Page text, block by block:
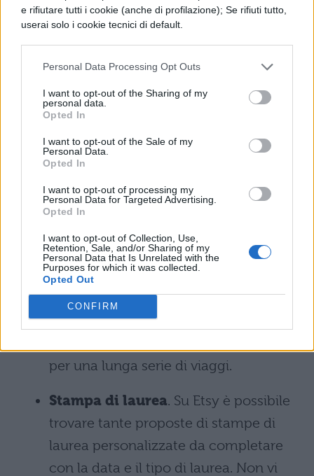
e rifiutare tutti i cookie (anche di profilazione); Se rifiuti tutto,
userai solo i cookie tecnici di default.
Personal Data Processing Opt Outs
I want to opt-out of the Sharing of my
personal data.
Opted In
I want to opt-out of the Sale of my
Personal Data.
Opted In
I want to opt-out of processing my
Personal Data for Targeted Advertising.
Opted In
I want to opt-out of Collection, Use,
Retention, Sale, and/or Sharing of my
Personal Data that Is Unrelated with the
Purposes for which it was collected.
Opted Out
CONFIRM
Quaderno artistico. Utile per ogni
aspirante scrittrice, è in realtà il
perfetto raccoglitore di pensieri,
impressioni o semplici appunti. Ma,
soprattutto, di liste di obiettivi da
raggiungere.
Set da scrivania
. Avere uno spazio di
lavoro da sogno diventerà realtà con
un apposito set di forniture per ufficio.
Solitamente includono organizer per
cartelle sospese, portadocumenti e
portapenne, ma potete personalizzarlo.
Trolley. E’ la valigia di viaggio perfetta:
compatta, dalla vasta gamma di colori
per una lunga serie di viaggi.
Stampa di laurea. Su Etsy è possibile
trovare tante proposte di stampe di
laurea personalizzate da completare
con la data e il tipo di laurea. Non vi